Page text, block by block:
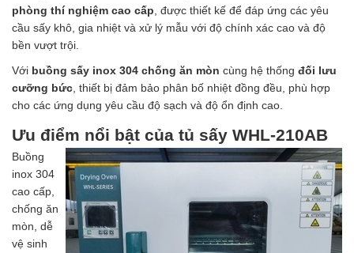
phòng thí nghiệm cao cấp , được thiết kế để đáp ứng các yêu
cầu sấy khô, gia nhiệt và xử lý mẫu với độ chính xác cao và độ
bền vượt trội.
Với buồng sấy inox 304 chống ăn mòn cùng hệ thống đối lưu
cưỡng bức , thiết bị đảm bảo phân bố nhiệt đồng đều, phù hợp
cho các ứng dụng yêu cầu độ sạch và độ ổn định cao.
Ưu điểm nổi bật của tủ sấy WHL-210AB
Buồng
inox 304
cao cấp,
chống ăn
mòn, dễ
vệ sinh